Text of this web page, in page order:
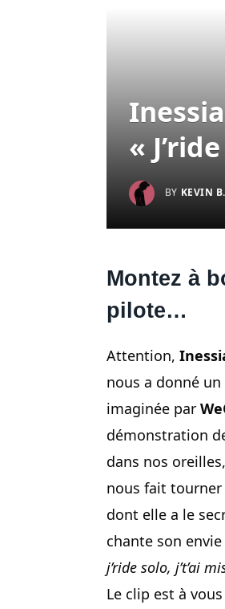
«
BY KEVIN B.
Montez à
pilote…
Attention,
nous a donné
imaginée par
démonstration
dans nos
nous fait
dont elle a le
chante son
j’ride solo, j’t’ai
Le clip est à